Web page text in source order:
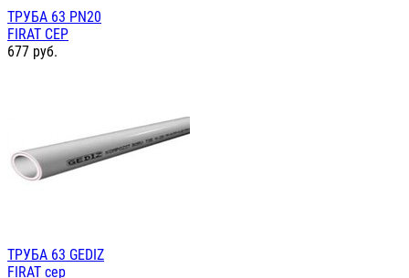
ТРУБА 63 PN20
FIRAT СЕР
677 руб.
ТРУБА 63 GEDIZ
FIRAT сер